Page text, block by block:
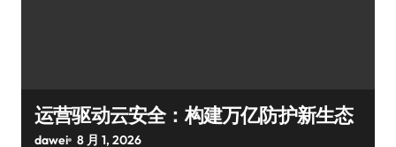
运营驱动云安全：构建万亿防护新生态
dawei 8 月 1, 2026